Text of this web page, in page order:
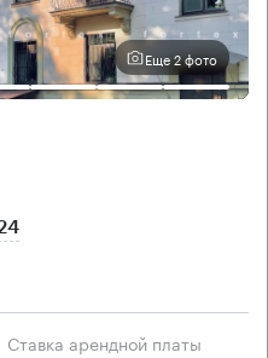
Еще 2 фото
Ставка арендной платы